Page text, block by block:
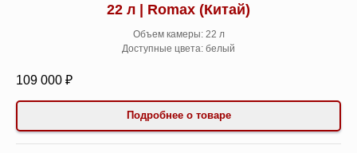
22 л | Romax (Китай)
Объем камеры: 22 л
Доступные цвета: белый
109 000 ₽
Подробнее о товаре